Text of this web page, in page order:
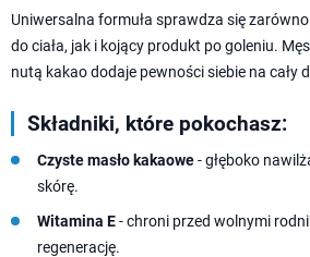
Uniwersalna formuła sprawdza się
do ciała, jak i kojący produkt po goleniu.
nutą kakao dodaje pewności siebie na cały
Składniki, które pokochasz:
Czyste masło kakaowe- głęboko
skórę.
Witamina E- chroni przed wolnymi
regenerację.